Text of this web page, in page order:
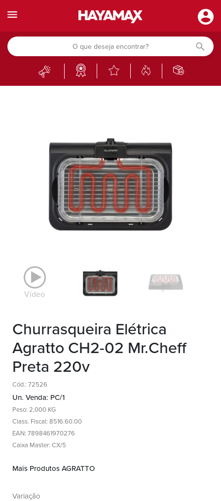
Vídeo
Churrasqueira Elétrica
Agratto CH2-02 Mr.Cheff
Preta 220v
Cód.: 72526
Un. Venda: PC/1
Peso: 2,000 KG
Class. Fiscal: 8516.60.00
EAN: 7898461970276
Caixa Master: CX/5
Mais Produtos AGRATTO
Variação